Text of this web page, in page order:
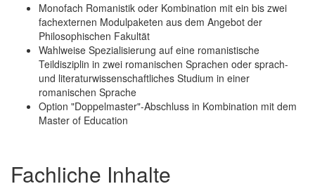
Monofach Romanistik oder Kombination mit ein bis zwei
fachexternen Modulpaketen aus dem Angebot der
Philosophischen Fakultät
Wahlweise Spezialisierung auf eine romanistische
Teildisziplin in zwei romanischen Sprachen oder sprach-
und literaturwissenschaftliches Studium in einer
romanischen Sprache
Option "Doppelmaster"-Abschluss in Kombination mit dem
Master of Education
Fachliche Inhalte